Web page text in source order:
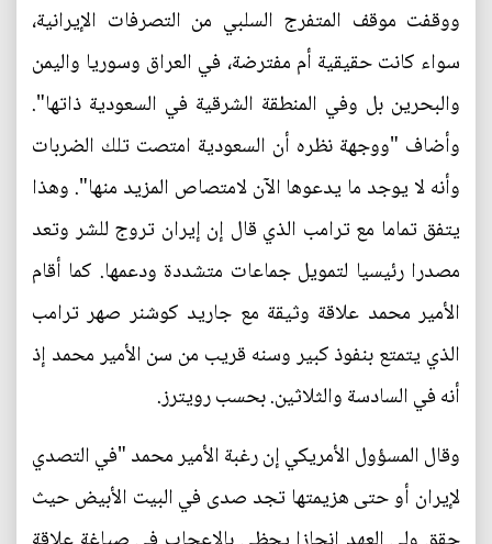
ووقفت موقف المتفرج السلبي من التصرفات الإيرانية،
سواء كانت حقيقية أم مفترضة، في العراق وسوريا واليمن
والبحرين بل وفي المنطقة الشرقية في السعودية ذاتها".
وأضاف "ووجهة نظره أن السعودية امتصت تلك الضربات
وأنه لا يوجد ما يدعوها الآن لامتصاص المزيد منها". وهذا
يتفق تماما مع ترامب الذي قال إن إيران تروج للشر وتعد
مصدرا رئيسيا لتمويل جماعات متشددة ودعمها. كما أقام
الأمير محمد علاقة وثيقة مع جاريد كوشنر صهر ترامب
الذي يتمتع بنفوذ كبير وسنه قريب من سن الأمير محمد إذ
أنه في السادسة والثلاثين. بحسب رويترز.
وقال المسؤول الأمريكي إن رغبة الأمير محمد "في التصدي
لإيران أو حتى هزيمتها تجد صدى في البيت الأبيض حيث